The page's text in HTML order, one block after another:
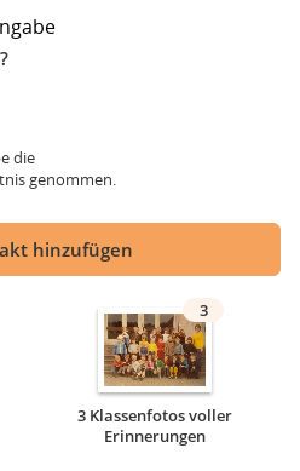
die
genommen.
hinzufügen
3
3 Klassenfotos voller
Erinnerungen